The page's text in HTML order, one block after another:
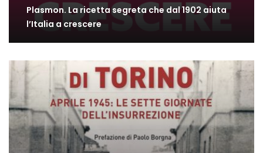
Plasmon. La ricetta segreta che dal 1902 aiuta
l’Italia a crescere